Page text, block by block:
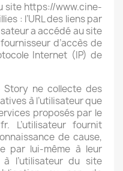
site https://www.cine-
: l’URL des liens par
a accédé au site
d’accès de
Internet (IP) de
ne collecte des
à l’utilisateur que
proposés par le
. L’utilisateur fournit
de cause,
par lui-même à leur
l’utilisateur du site